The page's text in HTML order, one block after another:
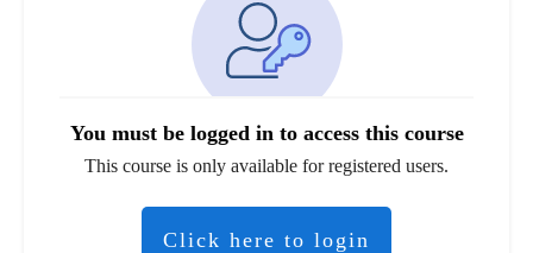
You must be logged in to access this course
This course is only available for registered users.
Click here to login